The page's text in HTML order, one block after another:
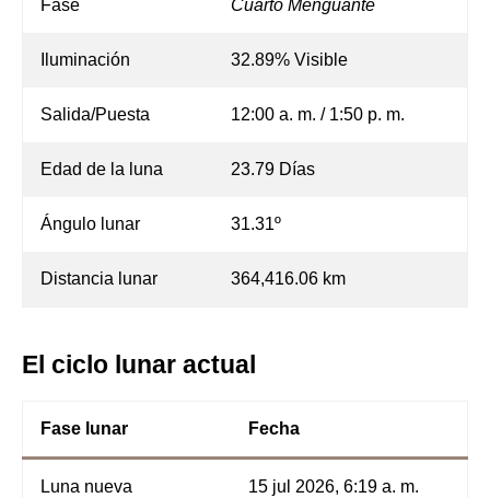
Fase Cuarto Menguante
Iluminación 32.89% Visible
Salida/Puesta 12:00 a. m. / 1:50 p. m.
Edad de la luna 23.79 Días
Ángulo lunar 31.31º
Distancia lunar 364,416.06 km
El ciclo lunar actual
Fase lunar Fecha
Luna nueva 15 jul 2026, 6:19 a. m.